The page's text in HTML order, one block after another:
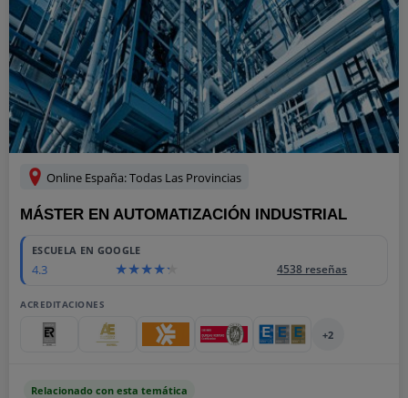
Online España: Todas Las Provincias
MÁSTER EN AUTOMATIZACIÓN INDUSTRIAL
ESCUELA EN GOOGLE
4.3 4538 reseñas
ACREDITACIONES
+2
Relacionado con esta temática